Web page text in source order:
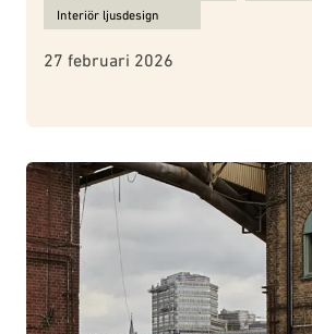
Interiör ljusdesign
27 februari 2026